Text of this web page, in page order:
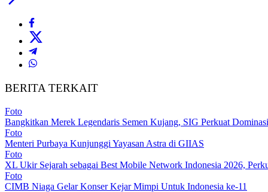
BERITA TERKAIT
Foto
Bangkitkan Merek Legendaris Semen Kujang, SIG Perkuat
Foto
Menteri Purbaya Kunjunggi Yayasan Astra di GIIAS
Foto
XL Ukir Sejarah sebagai Best Mobile Network Indonesia 2026,
Foto
CIMB Niaga Gelar Konser Kejar Mimpi Untuk Indonesia ke-11